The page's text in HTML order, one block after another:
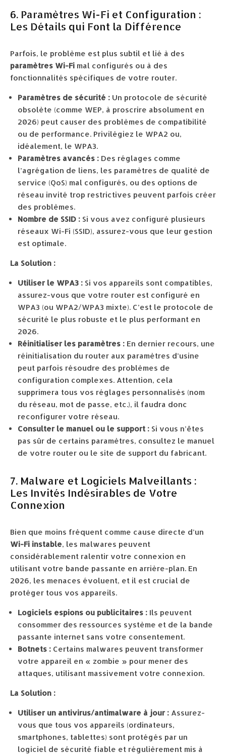
6. Paramètres Wi-Fi et Configuration :
Les Détails qui Font la Différence
Parfois, le problème est plus subtil et lié à des
paramètres Wi-Fi mal configurés ou à des
fonctionnalités spécifiques de votre router.
Paramètres de sécurité : Un protocole de sécurité
obsolète (comme WEP, à proscrire absolument en
2026) peut causer des problèmes de compatibilité
ou de performance. Privilégiez le WPA2 ou,
idéalement, le WPA3.
Paramètres avancés : Des réglages comme
l’agrégation de liens, les paramètres de qualité de
service (QoS) mal configurés, ou des options de
réseau invité trop restrictives peuvent parfois créer
des problèmes.
Nombre de SSID : Si vous avez configuré plusieurs
réseaux Wi-Fi (SSID), assurez-vous que leur gestion
est optimale.
La Solution :
Utiliser le WPA3 : Si vos appareils sont compatibles,
assurez-vous que votre router est configuré en
WPA3 (ou WPA2/WPA3 mixte). C’est le protocole de
sécurité le plus robuste et le plus performant en
2026.
Réinitialiser les paramètres : En dernier recours, une
réinitialisation du router aux paramètres d’usine
peut parfois résoudre des problèmes de
configuration complexes. Attention, cela
supprimera tous vos réglages personnalisés (nom
du réseau, mot de passe, etc.), il faudra donc
reconfigurer votre réseau.
Consulter le manuel ou le support : Si vous n’êtes
pas sûr de certains paramètres, consultez le manuel
de votre router ou le site de support du fabricant.
7. Malware et Logiciels Malveillants :
Les Invités Indésirables de Votre
Connexion
Bien que moins fréquent comme cause directe d’un
Wi-Fi instable, les malwares peuvent
considérablement ralentir votre connexion en
utilisant votre bande passante en arrière-plan. En
2026, les menaces évoluent, et il est crucial de
protéger tous vos appareils.
Logiciels espions ou publicitaires : Ils peuvent
consommer des ressources système et de la bande
passante internet sans votre consentement.
Botnets : Certains malwares peuvent transformer
votre appareil en « zombie » pour mener des
attaques, utilisant massivement votre connexion.
La Solution :
Utiliser un antivirus/antimalware à jour : Assurez-
vous que tous vos appareils (ordinateurs,
smartphones, tablettes) sont protégés par un
logiciel de sécurité fiable et régulièrement mis à